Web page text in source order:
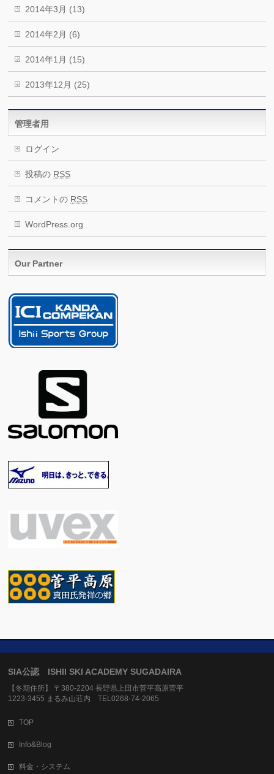
2014年3月 (13)
2014年2月 (6)
2014年1月 (15)
2013年12月 (25)
管理者用
ログイン
投稿の RSS
コメントの RSS
WordPress.org
Our Partner
SIA公認 ISHII SKI ACADEMY SUGADAIRA
【冬期住所】 〒380-2204 長野県上田市菅平高原菅平
1223-3455 まるみ山荘内 TEL0268-74-2065
TOP
Info&Blog
料金・システム